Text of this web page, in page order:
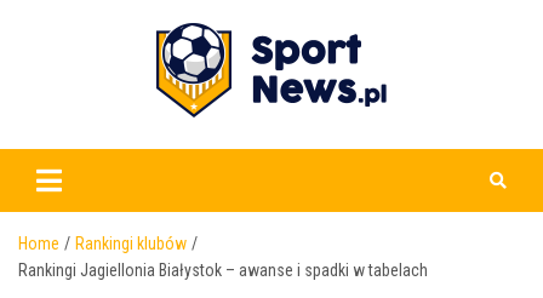
www.sportnews.pl
Home
Rankingi klubów
Rankingi Jagiellonia Białystok – awanse i spadki w tabelach